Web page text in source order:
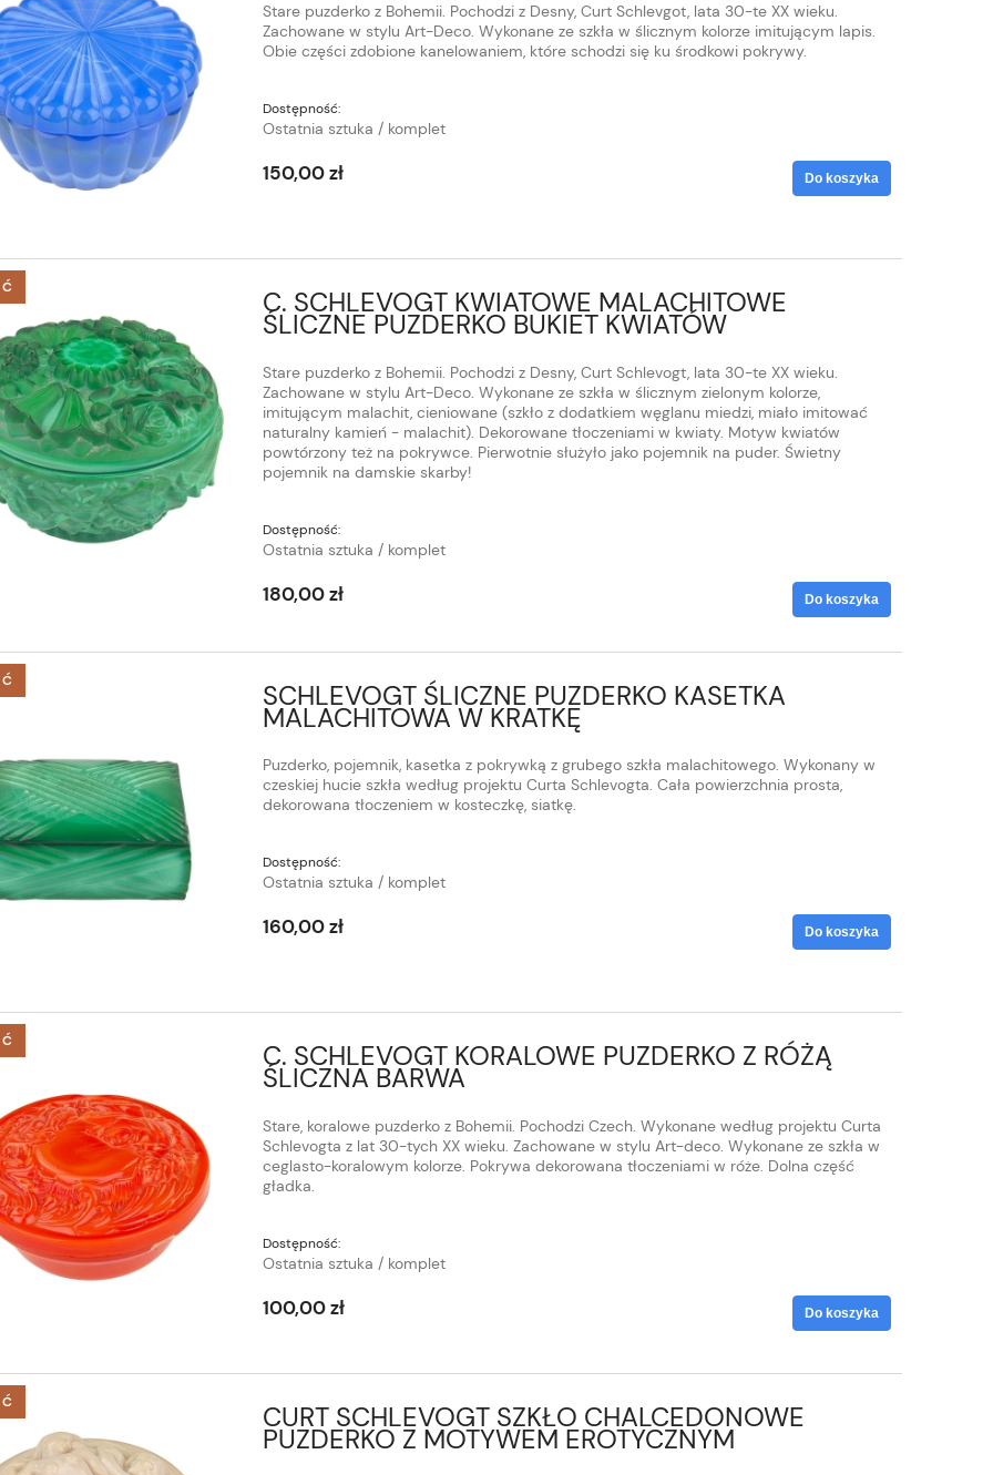
Stare puzderko z Bohemii. Pochodzi z Desny, Curt Schlevgot, lata 30-te XX wieku.
Zachowane w stylu Art-Deco. Wykonane ze szkła w ślicznym kolorze imitującym lapis.
Obie części zdobione kanelowaniem, które schodzi się ku środkowi pokrywy.
Dostępność:
Ostatnia sztuka / komplet
150,00 zł Do koszyka
C. SCHLEVOGT KWIATOWE MALACHITOWE
ŚLICZNE PUZDERKO BUKIET KWIATÓW
Stare puzderko z Bohemii. Pochodzi z Desny, Curt Schlevogt, lata 30-te XX wieku.
Zachowane w stylu Art-Deco. Wykonane ze szkła w ślicznym zielonym kolorze,
imitującym malachit, cieniowane (szkło z dodatkiem węglanu miedzi, miało imitować
naturalny kamień - malachit). Dekorowane tłoczeniami w kwiaty. Motyw kwiatów
powtórzony też na pokrywce. Pierwotnie służyło jako pojemnik na puder. Świetny
pojemnik na damskie skarby!
Dostępność:
Ostatnia sztuka / komplet
180,00 zł Do koszyka
SCHLEVOGT ŚLICZNE PUZDERKO KASETKA
MALACHITOWA W KRATKĘ
Puzderko, pojemnik, kasetka z pokrywką z grubego szkła malachitowego. Wykonany w
czeskiej hucie szkła według projektu Curta Schlevogta. Cała powierzchnia prosta,
dekorowana tłoczeniem w kosteczkę, siatkę.
Dostępność:
Ostatnia sztuka / komplet
160,00 zł Do koszyka
C. SCHLEVOGT KORALOWE PUZDERKO Z RÓŻĄ
ŚLICZNA BARWA
Stare, koralowe puzderko z Bohemii. Pochodzi Czech. Wykonane według projektu Curta
Schlevogta z lat 30-tych XX wieku. Zachowane w stylu Art-deco. Wykonane ze szkła w
ceglasto-koralowym kolorze. Pokrywa dekorowana tłoczeniami w róże. Dolna część
gładka.
Dostępność:
Ostatnia sztuka / komplet
100,00 zł Do koszyka
CURT SCHLEVOGT SZKŁO CHALCEDONOWE
PUZDERKO Z MOTYWEM EROTYCZNYM